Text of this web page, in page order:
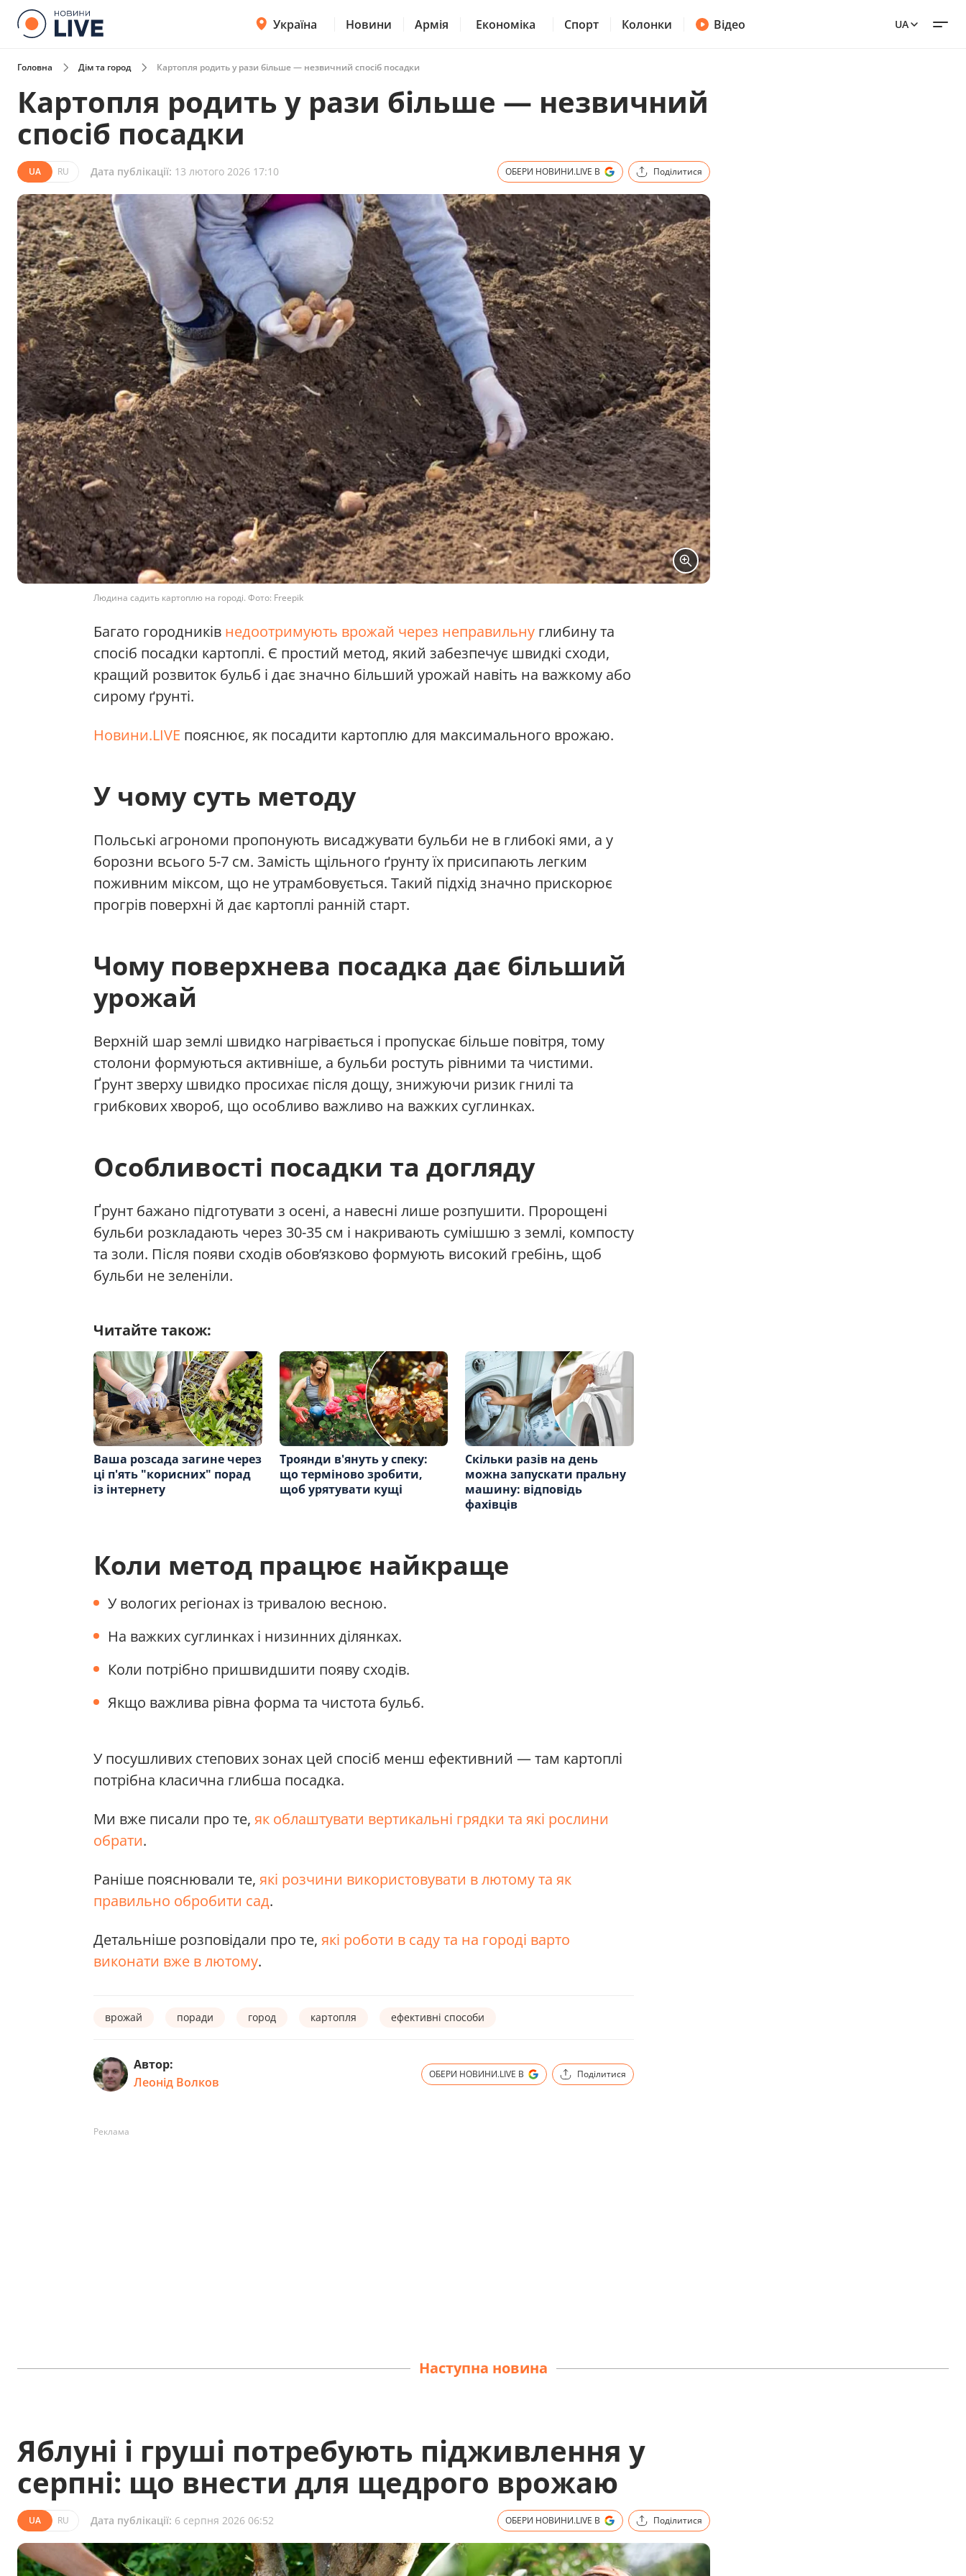
Україна Новини Армія Економіка Спорт Колонки Відео UA
Головна Дім та город Картопля родить у рази більше — незвичний спосіб посадки
Картопля родить у рази більше — незвичний
спосіб посадки
UA RU Дата публікації: 13 лютого 2026 17:10 ОБЕРИ НОВИНИ.LIVE В Поділитися
Людина садить картоплю на городі. Фото: Freepik
Багато городників недоотримують врожай через неправильну глибину та
спосіб посадки картоплі. Є простий метод, який забезпечує швидкі сходи,
кращий розвиток бульб і дає значно більший урожай навіть на важкому або
сирому ґрунті.
Новини.LIVE пояснює, як посадити картоплю для максимального врожаю.
У чому суть методу
Польські агрономи пропонують висаджувати бульби не в глибокі ями, а у
борозни всього 5-7 см. Замість щільного ґрунту їх присипають легким
поживним міксом, що не утрамбовується. Такий підхід значно прискорює
прогрів поверхні й дає картоплі ранній старт.
Чому поверхнева посадка дає більший
урожай
Верхній шар землі швидко нагрівається і пропускає більше повітря, тому
столони формуються активніше, а бульби ростуть рівними та чистими.
Ґрунт зверху швидко просихає після дощу, знижуючи ризик гнилі та
грибкових хвороб, що особливо важливо на важких суглинках.
Особливості посадки та догляду
Ґрунт бажано підготувати з осені, а навесні лише розпушити. Пророщені
бульби розкладають через 30-35 см і накривають сумішшю з землі, компосту
та золи. Після появи сходів обов’язково формують високий гребінь, щоб
бульби не зеленіли.
Читайте також:
Ваша розсада загине через
ці п'ять "корисних" порад
із інтернету
Троянди в'януть у спеку:
що терміново зробити,
щоб урятувати кущі
Скільки разів на день
можна запускати пральну
машину: відповідь
фахівців
Коли метод працює найкраще
У вологих регіонах із тривалою весною.
На важких суглинках і низинних ділянках.
Коли потрібно пришвидшити появу сходів.
Якщо важлива рівна форма та чистота бульб.
У посушливих степових зонах цей спосіб менш ефективний — там картоплі
потрібна класична глибша посадка.
Ми вже писали про те, як облаштувати вертикальні грядки та які рослини
обрати.
Раніше пояснювали те, які розчини використовувати в лютому та як
правильно обробити сад.
Детальніше розповідали про те, які роботи в саду та на городі варто
виконати вже в лютому.
врожай поради город картопля ефективні способи
Автор:
Леонід Волков
ОБЕРИ НОВИНИ.LIVE В Поділитися
Реклама
Наступна новина
Яблуні і груші потребують підживлення у
серпні: що внести для щедрого врожаю
UA RU Дата публікації: 6 серпня 2026 06:52 ОБЕРИ НОВИНИ.LIVE В Поділитися